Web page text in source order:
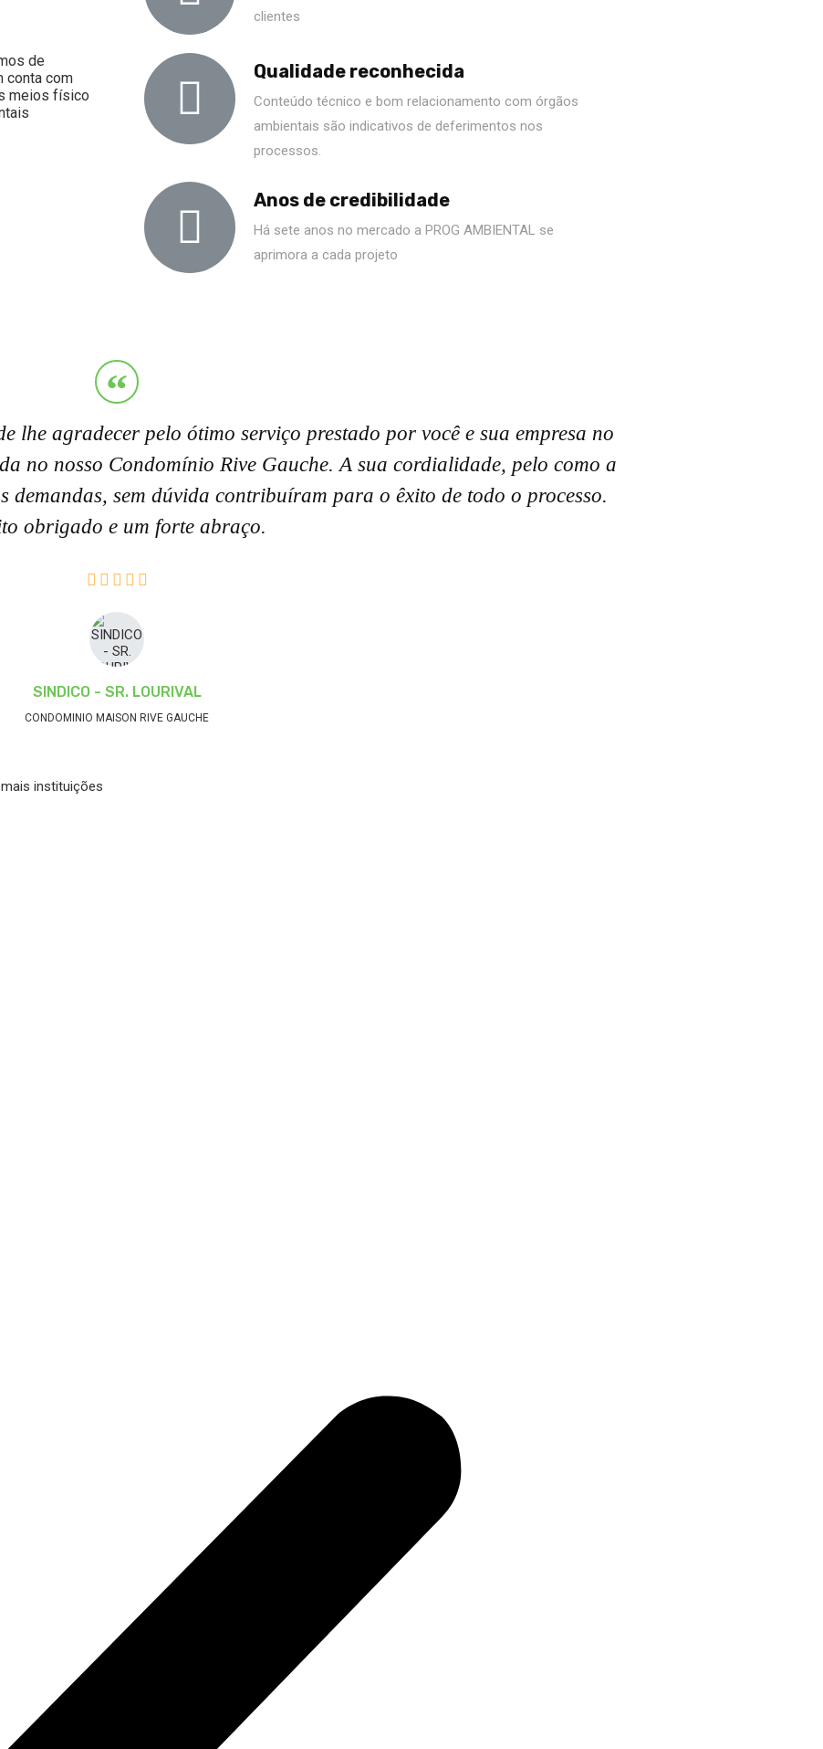
de
conta com
meios físico
clientes
Qualidade reconhecida
Conteúdo técnico e bom relacionamento com órgãos
ambientais são indicativos de deferimentos nos
processos.
Anos de credibilidade
Há sete anos no mercado a PROG AMBIENTAL se
aprimora a cada projeto
lhe agradecer pelo ótimo serviço prestado por você e sua empresa no
no nosso Condomínio Rive Gauche. A sua cordialidade, pelo como a
demandas, sem dúvida contribuíram para o êxito de todo o processo.
obrigado e um forte abraço.
SINDICO - SR. LOURIVAL
CONDOMINIO MAISON RIVE GAUCHE
instituições